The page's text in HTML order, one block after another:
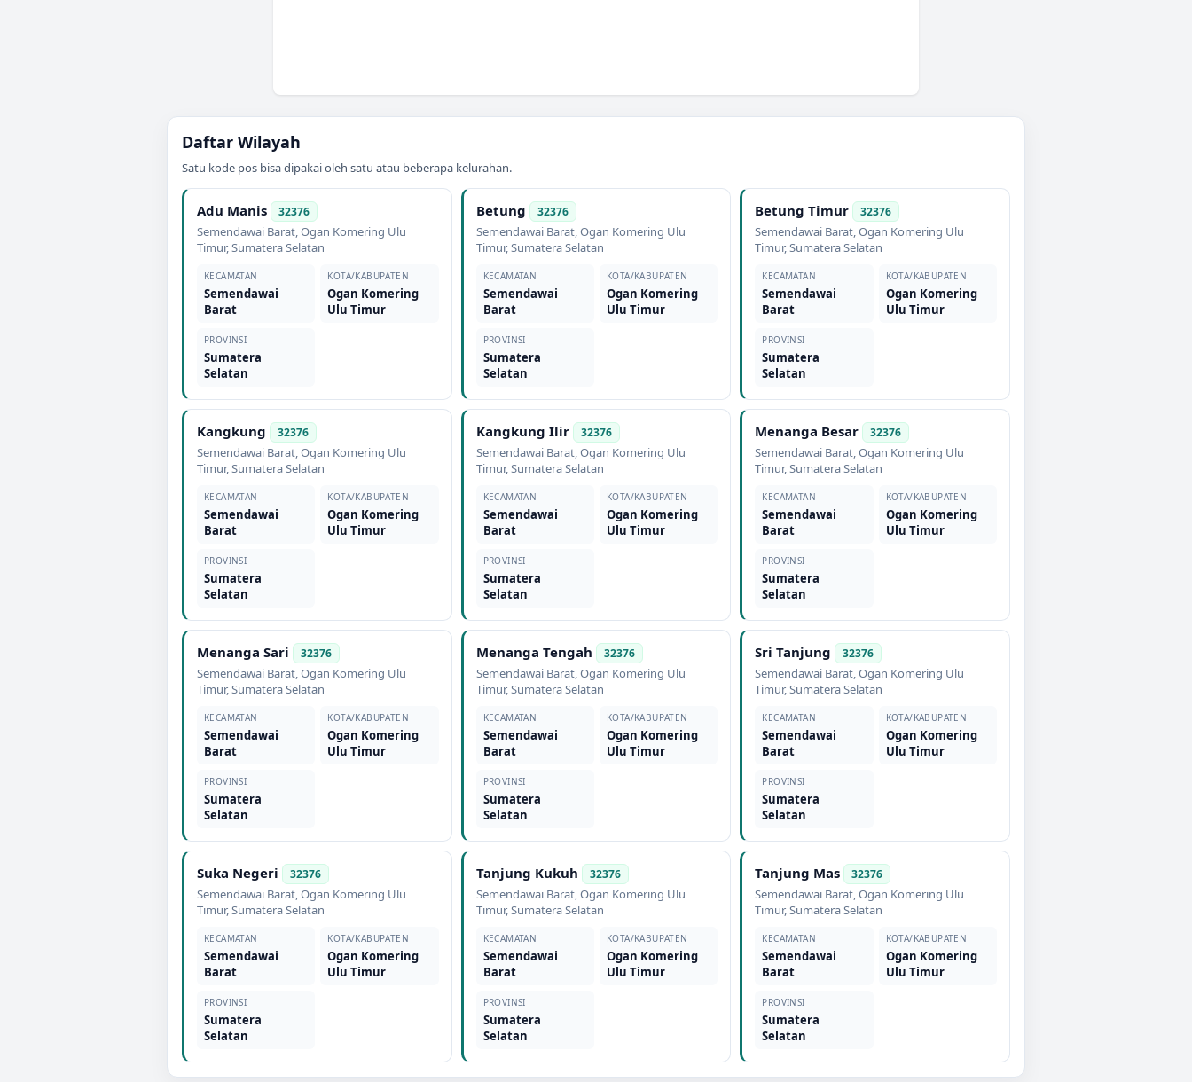
Daftar Wilayah
Satu kode pos bisa dipakai oleh satu atau beberapa kelurahan.
Adu Manis 32376
Semendawai Barat,Ogan Komering Ulu
Timur,Sumatera Selatan
KECAMATAN
Semendawai
Barat
KOTA/KABUPATEN
Ogan Komering
Ulu Timur
PROVINSI
Sumatera
Selatan
Betung 32376
Semendawai Barat,Ogan Komering Ulu
Timur,Sumatera Selatan
KECAMATAN
Semendawai
Barat
KOTA/KABUPATEN
Ogan Komering
Ulu Timur
PROVINSI
Sumatera
Selatan
Betung Timur 32376
Semendawai Barat,Ogan Komering Ulu
Timur,Sumatera Selatan
KECAMATAN
Semendawai
Barat
KOTA/KABUPATEN
Ogan Komering
Ulu Timur
PROVINSI
Sumatera
Selatan
Kangkung 32376
Semendawai Barat,Ogan Komering Ulu
Timur,Sumatera Selatan
KECAMATAN
Semendawai
Barat
KOTA/KABUPATEN
Ogan Komering
Ulu Timur
PROVINSI
Sumatera
Selatan
Kangkung Ilir 32376
Semendawai Barat,Ogan Komering Ulu
Timur,Sumatera Selatan
KECAMATAN
Semendawai
Barat
KOTA/KABUPATEN
Ogan Komering
Ulu Timur
PROVINSI
Sumatera
Selatan
Menanga Besar 32376
Semendawai Barat,Ogan Komering Ulu
Timur,Sumatera Selatan
KECAMATAN
Semendawai
Barat
KOTA/KABUPATEN
Ogan Komering
Ulu Timur
PROVINSI
Sumatera
Selatan
Menanga Sari 32376
Semendawai Barat,Ogan Komering Ulu
Timur,Sumatera Selatan
KECAMATAN
Semendawai
Barat
KOTA/KABUPATEN
Ogan Komering
Ulu Timur
PROVINSI
Sumatera
Selatan
Menanga Tengah 32376
Semendawai Barat,Ogan Komering Ulu
Timur,Sumatera Selatan
KECAMATAN
Semendawai
Barat
KOTA/KABUPATEN
Ogan Komering
Ulu Timur
PROVINSI
Sumatera
Selatan
Sri Tanjung 32376
Semendawai Barat,Ogan Komering Ulu
Timur,Sumatera Selatan
KECAMATAN
Semendawai
Barat
KOTA/KABUPATEN
Ogan Komering
Ulu Timur
PROVINSI
Sumatera
Selatan
Suka Negeri 32376
Semendawai Barat,Ogan Komering Ulu
Timur,Sumatera Selatan
KECAMATAN
Semendawai
Barat
KOTA/KABUPATEN
Ogan Komering
Ulu Timur
PROVINSI
Sumatera
Selatan
Tanjung Kukuh 32376
Semendawai Barat,Ogan Komering Ulu
Timur,Sumatera Selatan
KECAMATAN
Semendawai
Barat
KOTA/KABUPATEN
Ogan Komering
Ulu Timur
PROVINSI
Sumatera
Selatan
Tanjung Mas 32376
Semendawai Barat,Ogan Komering Ulu
Timur,Sumatera Selatan
KECAMATAN
Semendawai
Barat
KOTA/KABUPATEN
Ogan Komering
Ulu Timur
PROVINSI
Sumatera
Selatan